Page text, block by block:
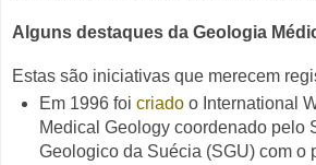
Alguns destaques da Geologia
Estas são iniciativas que merecem
Em 1996 foi criadoo International
Medical Geology coordenado pelo
Geologico da Suécia (SGU) com o